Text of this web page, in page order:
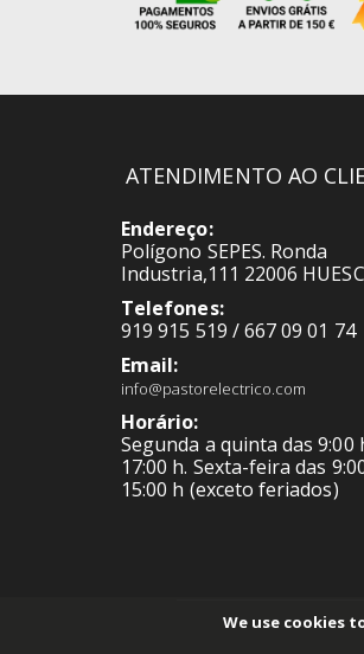
We use cookies
ATENDIMENTO AO
Endereço:
Polígono SEPES. Ronda
Industria,111 22006
Telefones:
919 915 519 / 667 09 01 74
Email:
info@pastorelectrico.com
Horário:
Segunda a quinta das 9:00
17:00 h. Sexta-feira das
15:00 h (exceto feriados)